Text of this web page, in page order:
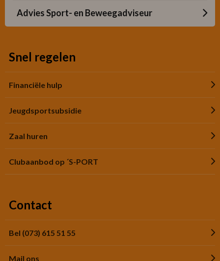
Advies Sport- en Beweegadviseur
Snel regelen
Financiële hulp
Jeugdsportsubsidie
Zaal huren
Clubaanbod op ´S-PORT
Contact
Bel (073) 615 51 55
Mail ons